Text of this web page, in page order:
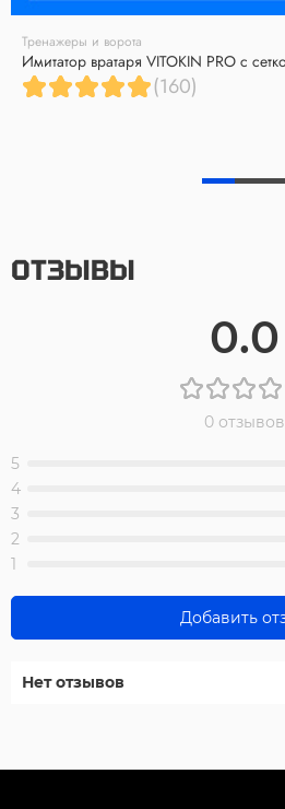
Тренажеры и ворота
Имитатор вратаря VITOKIN PRO с
(160)
ОТЗЫВЫ
0.0
0 отзывов
5
4
3
2
1
Добавить
Нет отзывов